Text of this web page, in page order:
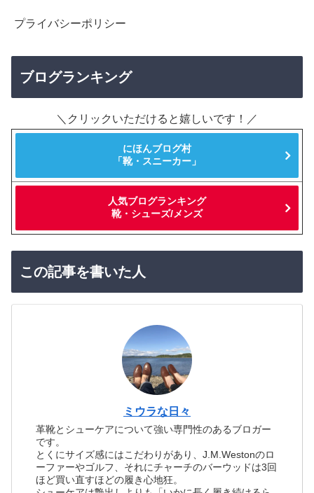
プライバシーポリシー
ブログランキング
＼クリックいただけると嬉しいです！／
にほんブログ村
「靴・スニーカー」
人気ブログランキング
靴・シューズ/メンズ
この記事を書いた人
ミウラな日々
革靴とシューケアについて強い専門性のあるブロガー
です。
とくにサイズ感にはこだわりがあり、J.M.Westonのロ
ーファーやゴルフ、それにチャーチのバーウッドは3回
ほど買い直すほどの履き心地狂。